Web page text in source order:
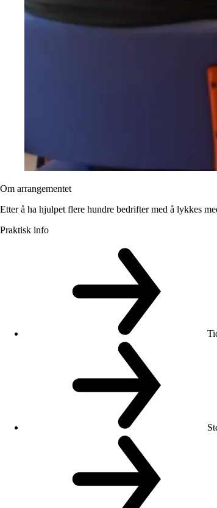
Om arrangementet
Etter å ha hjulpet flere hundre bedrifter med å lykkes
Praktisk info